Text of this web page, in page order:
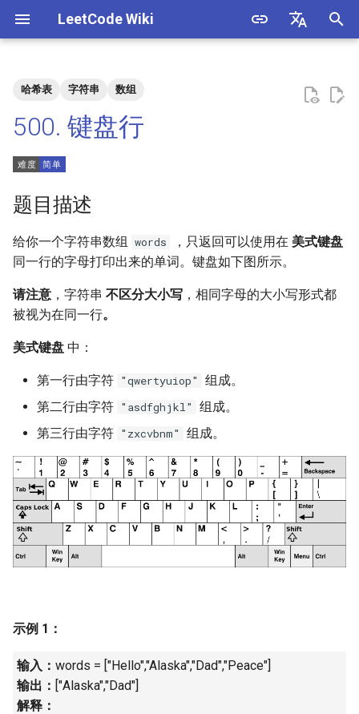
LeetCode Wiki
始
化
搜
引
7. 重建二叉树
9. 用两个栈实现队列
10.1. 斐波那契数列
10.2. 青蛙跳台阶问题
11. 旋转数组的最小数字
12. 矩阵中的路径
13. 机器人的运动范围
14.1. 剪绳子
15. 二进制中 1 的个数
16. 数值的整数次方
17. 打印从 1 到最大的 n 位数
数
4. 只出现一次的数字
5. 单词长度的最大乘积
6. 排序数组中两个数字之和
8. 和大于等于 target 的最短子
9. 乘积小于 K 的子数组
10. 和为 k 的子数组
11. 和 1 个数相同的子数组
13. 二维子矩阵的和
14. 字符串中的变位词
15. 字符串中的所有变位词
1.5. 一次编辑
1.6. 字符串压缩
1.7. 旋转矩阵
1.8. 零矩阵
1.9. 字符串轮转
2.1. 移除重复节点
2.2. 返回倒数第 k 个节点
2.3. 删除中间节点
2.5. 链表求和
2.6. 回文链表
2.7. 链表相交
哈希表 字符串 数组
500. 键盘行
题目描述
给你一个字符串数组 words ，只返回可以使用在 美式键盘
同一行的字母打印出来的单词。键盘如下图所示。
请注意 ，字符串 不区分大小写 ，相同字母的大小写形式都
被视为在同一行。
美式键盘 中：
第一行由字符 "qwertyuiop"
组成。
第二行由字符 "asdfghjkl"
组成。
第三行由字符 "zxcvbnm" 组成。
示例 1：
输入： words = ["Hello","Alaska","Dad","Peace"]
输出： ["Alaska","Dad"]
解释：